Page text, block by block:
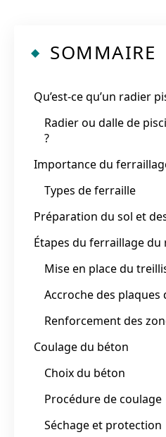
SOMMAIRE
Qu’est-ce qu’un radier
Radier ou dalle de
?
Importance du
Types de ferraille
Préparation du sol et
Étapes du ferraillage du
Mise en place du
Accroche des plaques
Renforcement des
Coulage du béton
Choix du béton
Procédure de coulage
Séchage et protection